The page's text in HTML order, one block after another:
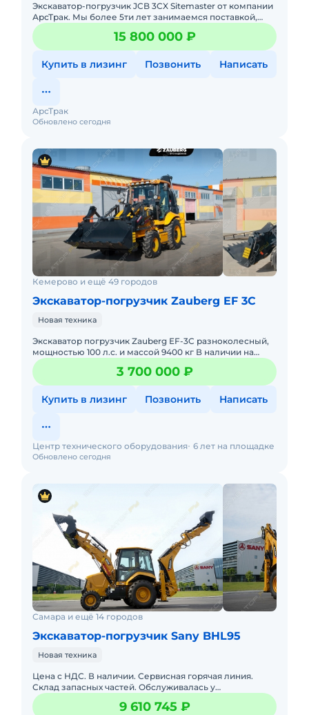
Экcкавaтор-погрузчик JCB 3CX Sitemaster от компании
АрсТрак. Мы более 5ти лет занимаемся поставкой,
продажей спецтехники по параллельному
импорту.Прямыепоставки15 800 000 ₽
Купить в лизинг Позвонить Написать
Обновлено сегодня
АрсТрак
Кемерово и ещё 49 городов
Экскаватор-погрузчик Zauberg EF 3C
Новая техника
Экскаватор погрузчик Zauberg EF-3C разноколесный,
мощностью 100 л.с. и массой 9400 кг В наличии на
складах РФ. Действующее ЭПСМ, все налоги и сборы
уплачены
3 700 000 ₽
Купить в лизинг Позвонить Написать
Обновлено сегодня
Центр технического оборудования 6 лет на площадке
Самара и ещё 14 городов
Экскаватор-погрузчик Sany BHL95
Новая техника
Цена с НДС. В наличии. Сервисная горячая линия.
Склад запасных частей. Обслуживалась у
официального дилера ООО «Строительные Машины».
Возможна прода
9 610 745 ₽